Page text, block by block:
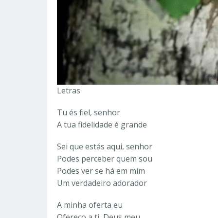
Letras
Tu és fiel, senhor
A tua fidelidade é grande
Sei que estás aqui, senhor
Podes perceber quem sou
Podes ver se há em mim
Um verdadeiro adorador
A minha oferta eu